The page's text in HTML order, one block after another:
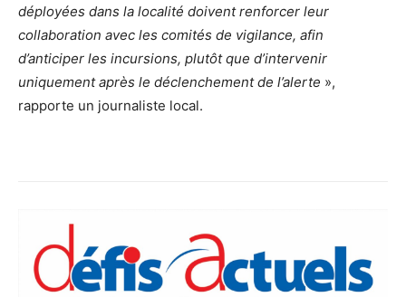
déployées dans la localité doivent renforcer leur
collaboration avec les comités de vigilance, afin
d’anticiper les incursions, plutôt que d’intervenir
uniquement après le déclenchement de l’alerte »,
rapporte un journaliste local.